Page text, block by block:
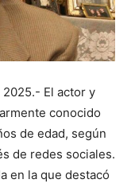
El actor y
conocido
de edad, según
de redes sociales.
en la que destacó